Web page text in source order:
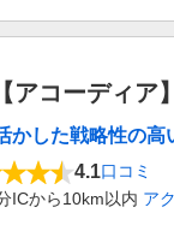
コーディア】
かした戦略性の
4.1口コミ
ICから10km以内 ア